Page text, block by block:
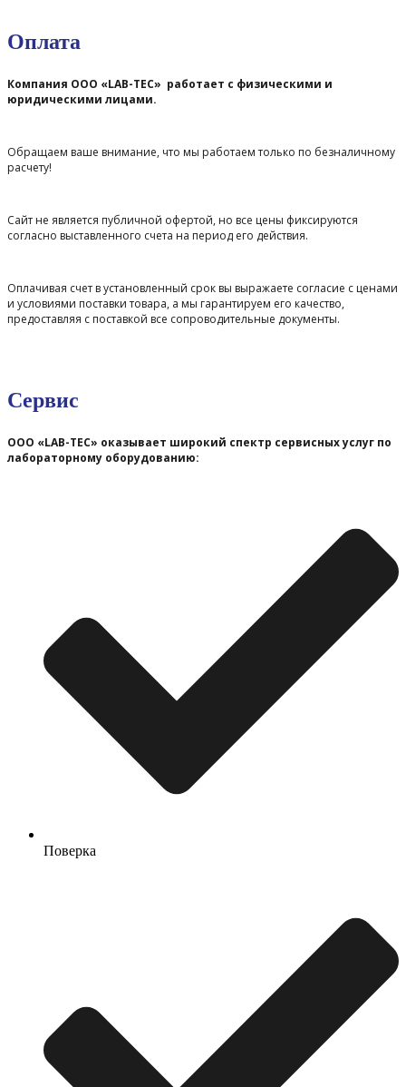
Оплата
Компания ООО «LAB-TEC» работает с физическими и
юридическими лицами.
Обращаем ваше внимание, что мы работаем только по безналичному
расчету!
Сайт не является публичной офертой, но все цены фиксируются
согласно выставленного счета на период его действия.
Оплачивая счет в установленный срок вы выражаете согласие с ценами
и условиями поставки товара, а мы гарантируем его качество,
предоставляя с поставкой все сопроводительные документы.
Сервис
ООО «LAB-TEC» оказывает широкий спектр сервисных услуг по
лабораторному оборудованию:
Поверка